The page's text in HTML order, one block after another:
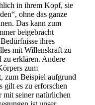
in ihrem Kopf, sie
ohne das ganze
Das kann zum
beigebracht
ihres
mit Willenskraft zu
zu erklären. Andere
zum
zum Beispiel aufgrund
gilt es zu erforschen
mit seiner natürlichen